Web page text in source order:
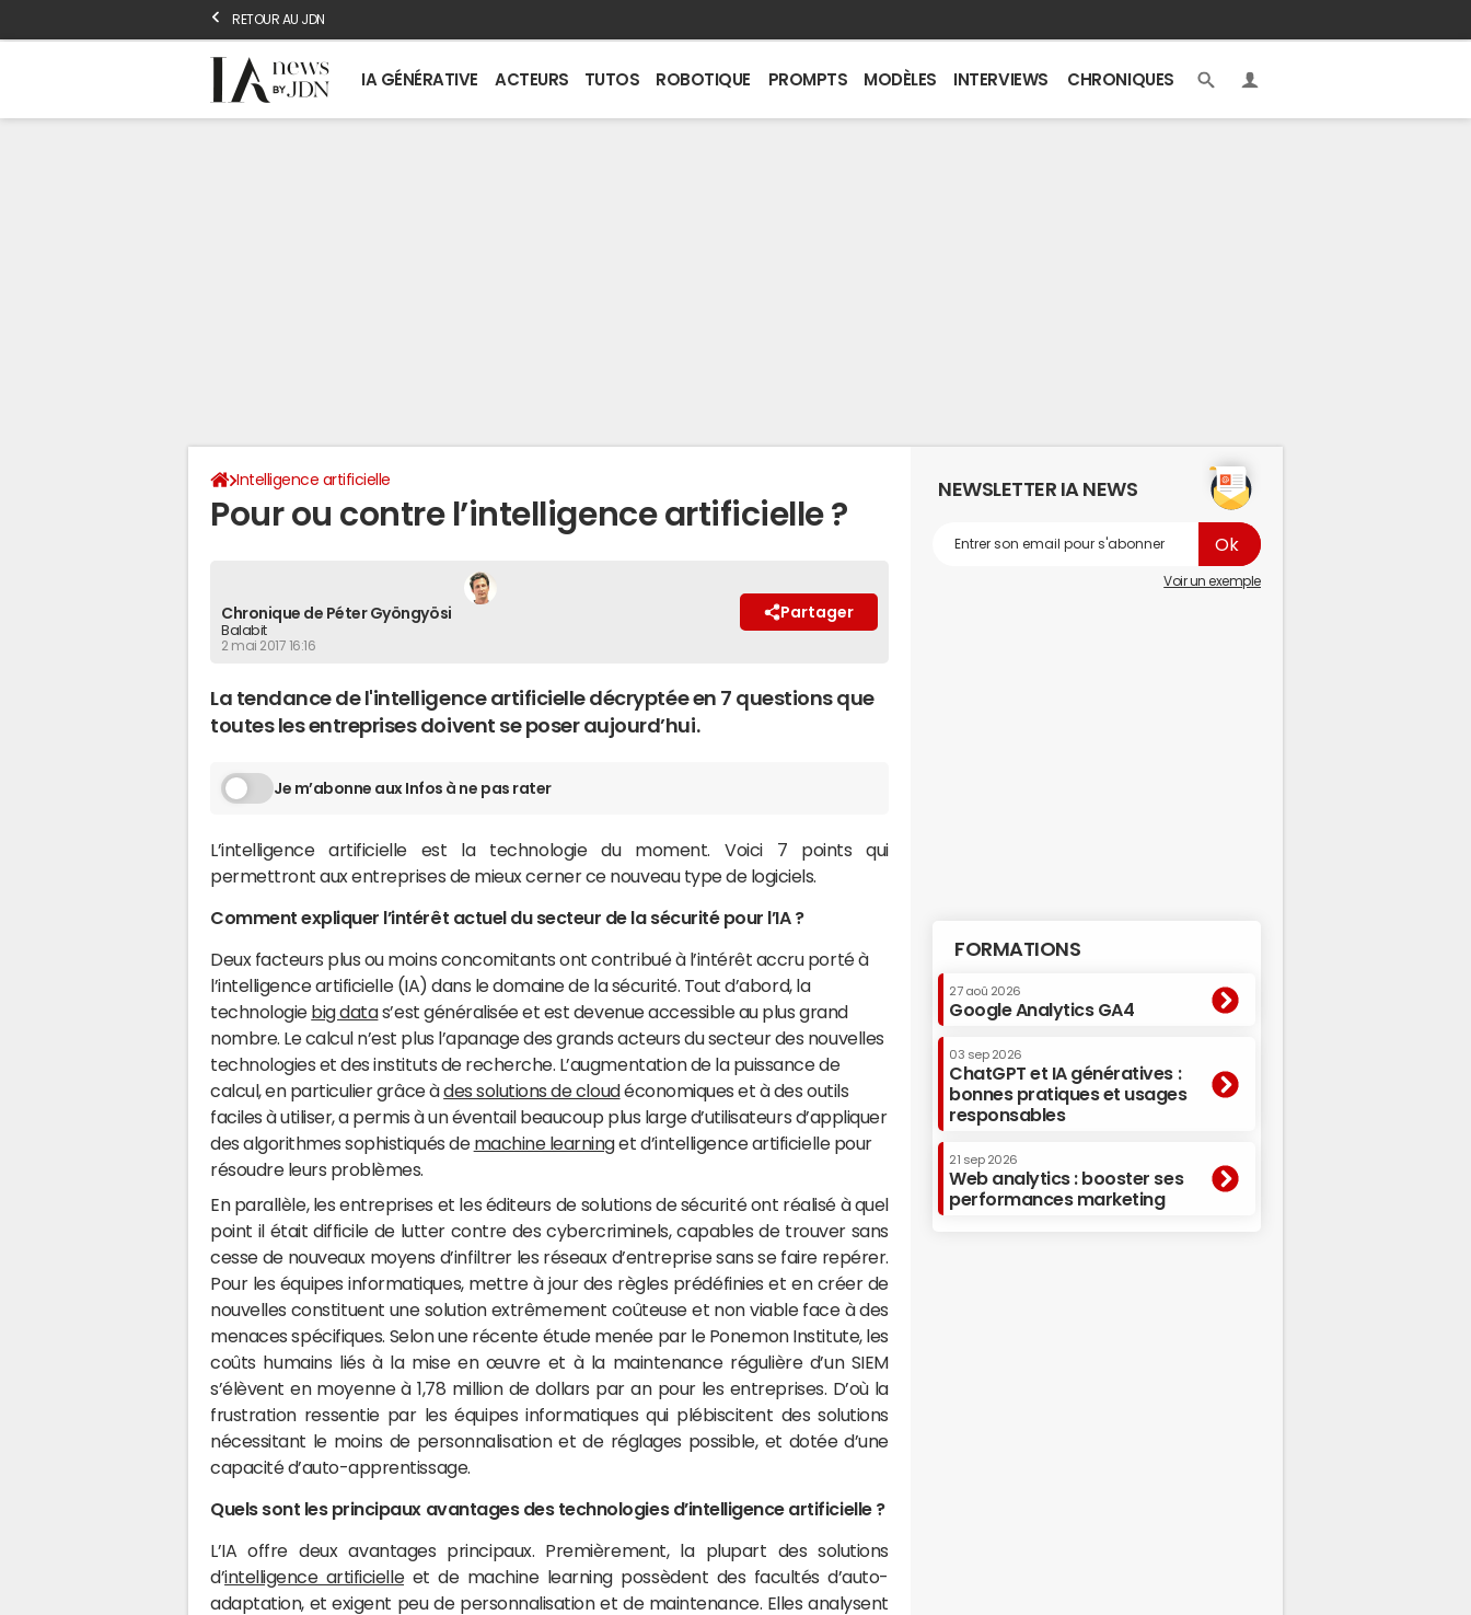
RETOUR AU JDN
IA GÉNÉRATIVE ACTEURS TUTOS ROBOTIQUE PROMPTS MODÈLES INTERVIEWS CHRONIQUES
Intelligence artificielle
Pour ou contre l’intelligence artificielle ?
Chronique de Péter Gyöngyösi
Balabit
2 mai 2017 16:16
Partager
La tendance de l'intelligence artificielle décryptée en 7 questions que
toutes les entreprises doivent se poser aujourd’hui.
Je m’abonne aux Infos à ne pas rater
L’intelligence artificielle est la technologie du moment. Voici 7 points qui
permettront aux entreprises de mieux cerner ce nouveau type de logiciels.
Comment expliquer l’intérêt actuel du secteur de la sécurité pour l’IA ?
Deux facteurs plus ou moins concomitants ont contribué à l’intérêt accru porté à
l’intelligence artificielle (IA) dans le domaine de la sécurité. Tout d’abord, la
technologie big datas’est généralisée et est devenue accessible au plus grand
nombre. Le calcul n’est plus l’apanage des grands acteurs du secteur des nouvelles
technologies et des instituts de recherche. L’augmentation de la puissance de
calcul, en particulier grâce àdes solutions de cloud économiques et à des outils
faciles à utiliser, a permis à un éventail beaucoup plus large d’utilisateurs d’appliquer
des algorithmes sophistiqués de machine learninget d’intelligence artificielle pour
résoudre leurs problèmes.
En parallèle, les entreprises et les éditeurs de solutions de sécurité ont réalisé à quel
point il était difficile de lutter contre des cybercriminels, capables de trouver sans
cesse de nouveaux moyens d’infiltrer les réseaux d’entreprise sans se faire repérer.
Pour les équipes informatiques, mettre à jour des règles prédéfinies et en créer de
nouvelles constituent une solution extrêmement coûteuse et non viable face à des
menaces spécifiques. Selon une récente étude menée par le Ponemon Institute, les
coûts humains liés à la mise en œuvre et à la maintenance régulière d’un SIEM
s’élèvent en moyenne à 1,78 million de dollars par an pour les entreprises. D’où la
frustration ressentie par les équipes informatiques qui plébiscitent des solutions
nécessitant le moins de personnalisation et de réglages possible, et dotée d’une
capacité d’auto-apprentissage.
Quels sont les principaux avantages des technologies d’intelligence artificielle ?
L’IA offre deux avantages principaux. Premièrement, la plupart des solutions
d’intelligence artificielleet de machine learning possèdent des facultés d’auto-
adaptation, et exigent peu de personnalisation et de maintenance. Elles analysent
NEWSLETTER IA NEWS
Voir un exemple
FORMATIONS
27 aoû 2026
Google Analytics GA4
03 sep 2026
ChatGPT et IA génératives :
bonnes pratiques et usages
responsables
21 sep 2026
Web analytics : booster ses
performances marketing